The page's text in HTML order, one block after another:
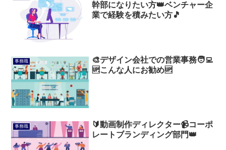
幹部になりたい方👑ベンチャー企
業で経験を積みたい方🎵
事務職
🎨デザイン会社での営業事務🧑‍💻
🆙こんな人にお勧め🆙
事務職
🔰動画制作ディレクター📹コーポ
レートブランディング部門👑